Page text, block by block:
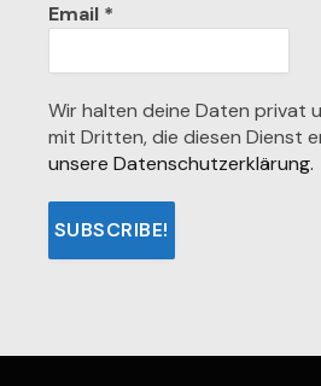
Email *
Wir halten deine Daten privat
mit Dritten, die diesen Dienst
unsere Datenschutzerklärung.